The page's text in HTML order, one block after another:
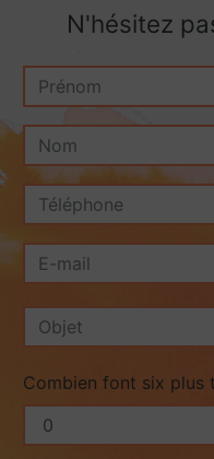
N'hésitez
Combien font six plus